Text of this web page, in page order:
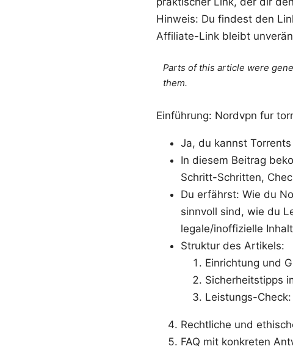
Hinweis: Du findest den
Affiliate-Link bleibt
Parts of this article were
them.
Einführung: Nordvpn fur
Ja, du kannst
In diesem Beitrag
Schritt-Schritten,
Du erfährst: Wie du
sinnvoll sind, wie du
legale/inoffizielle
Struktur des Artikels:
Einrichtung und
Sicherheitstipps
Leistungs-
Rechtliche und
FAQ mit konkreten